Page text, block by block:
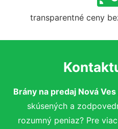
transparentné ceny
Brány na predaj Nová
skúsených a
rozumný peniaz? Pre